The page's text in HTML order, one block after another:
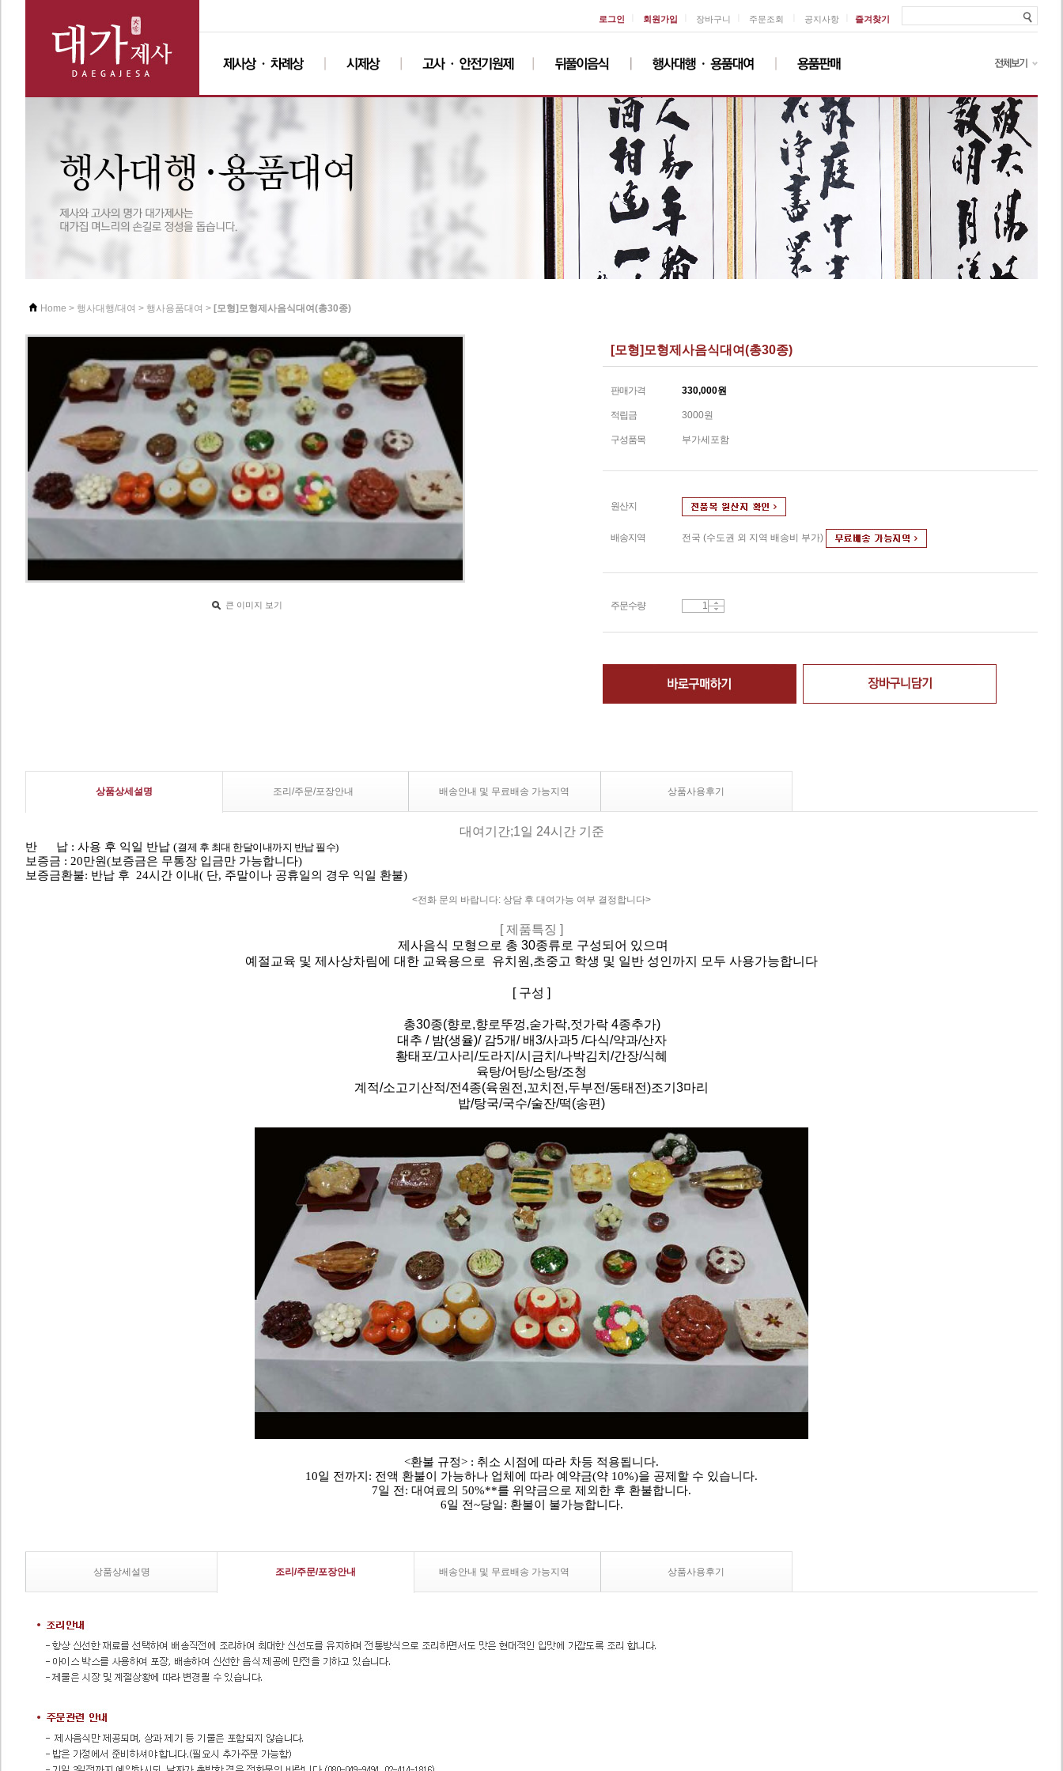
즐겨찾기
로그인 회원가입 장바구니 주문조회 공지사항
Home > 행사대행/대여 > 행사용품대여 > [모형]모형제사음식대여(총30종)
큰 이미지 보기
[모형]모형제사음식대여(총30종)
판매가격 330,000원
적립금 3000원
구성품목 부가세포함
원산지
배송지역 전국 (수도권 외 지역 배송비 부가)
주문수량
상품상세설명 조리/주문/포장안내 배송안내 및 무료배송 가능지역 상품사용후기
대여기간;1일 24시간 기준
반 납 : 사용 후 익일 반납 (결제 후 최대 한달이내까지 반납 필수)
보증금 : 20만원(보증금은 무통장 입금만 가능합니다)
보증금환불: 반납 후 24시간 이내( 단, 주말이나 공휴일의 경우 익일 환불).
<전화 문의 바랍니다: 상담 후 대여가능 여부 결정합니다>
[ 제품특징 ]
제사음식 모형으로 총 30종류로 구성되어 있으며
예절교육 및 제사상차림에 대한 교육용으로 유치원,초중고 학생 및 일반 성인까지 모두 사용가능합니다
[ 구성 ]
총30종(향로,향로뚜껑,숟가락,젓가락 4종추가)
대추 / 밤(생율)/ 감5개/ 배3/사과5 /다식/약과/산자
황태포/고사리/도라지/시금치/나박김치/간장/식혜
육탕/어탕/소탕/조청
계적/소고기산적/전4종(육원전,꼬치전,두부전/동태전)조기3마리
밥/탕국/국수/술잔/떡(송편)
<환불 규정> : 취소 시점에 따라 차등 적용됩니다.
10일 전까지: 전액 환불이 가능하나 업체에 따라 예약금(약 10%)을 공제할 수 있습니다.
7일 전: 대여료의 50%**를 위약금으로 제외한 후 환불합니다.
6일 전~당일: 환불이 불가능합니다.
상품상세설명 조리/주문/포장안내 배송안내 및 무료배송 가능지역 상품사용후기